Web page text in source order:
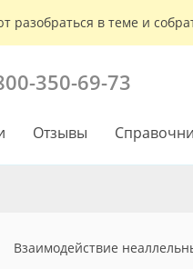
разобраться в теме и
350-69-73
Отзывы
Взаимодействие